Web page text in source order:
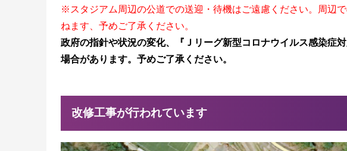
※スタジアム周辺の公道での送迎・待機はご遠慮ください。周辺
ねます、予めご了承ください。
政府の指針や状況の変化、『Ｊリーグ新型コロナウイルス感染症
場合があります。予めご了承ください。
改修工事が行われています